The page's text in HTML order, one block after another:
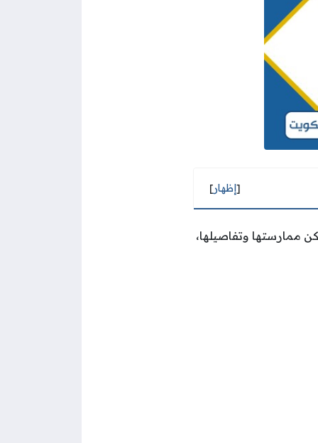
[إظهار]
ممارستها وتفاصيلها،